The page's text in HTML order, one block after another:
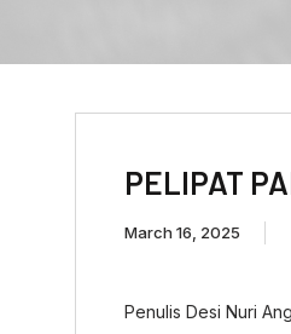
PELIPAT
March 16, 2025
Penulis Desi Nuri